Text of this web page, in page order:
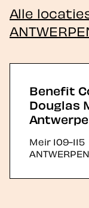
Alle
Benefit
Douglas
Meir 109-115
ANTWERPEN